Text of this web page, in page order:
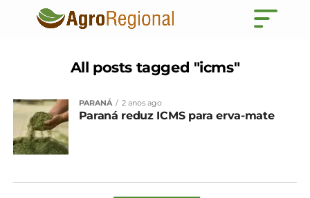
All posts tagged "icms"
PARANÁ 2 anos ago
Paraná reduz ICMS para erva-mate